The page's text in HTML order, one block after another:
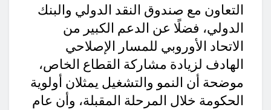
التعاون مع صندوق النقد الدولي والبنك
الدولي، فضلًا عن الدعم الكبير من
الاتحاد الأوروبي للمسار الإصلاحي
الهادف لزيادة مشاركة القطاع الخاص،
موضحة أن النمو والتشغيل يمثلان أولوية
الحكومة خلال المرحلة المقبلة، وأن عام